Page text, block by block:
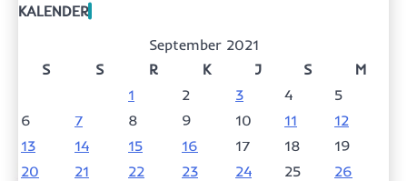
KALENDER
September 2021
S
S R K J S
M
1
2 3 4
5
6
7 8 9 10 11
12
13
14 15 16 17 18
19
20
21 22 23 24 25
26